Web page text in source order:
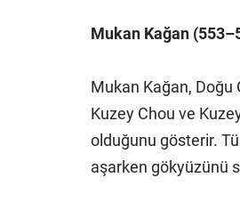
Mukan Kağan
Mukan Kağan, Doğu
Kuzey Chou ve
olduğunu gösterir.
aşarken gökyüzünü